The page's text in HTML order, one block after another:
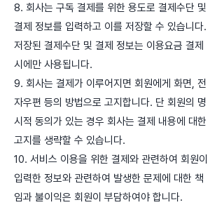
8. 회사는 구독 결제를 위한 용도로 결제수단 및
결제 정보를 입력하고 이를 저장할 수 있습니다.
저장된 결제수단 및 결제 정보는 이용요금 결제
시에만 사용됩니다.
9. 회사는 결제가 이루어지면 회원에게 화면, 전
자우편 등의 방법으로 고지합니다. 단 회원의 명
시적 동의가 있는 경우 회사는 결제 내용에 대한
고지를 생략할 수 있습니다.
10. 서비스 이용을 위한 결제와 관련하여 회원이
입력한 정보와 관련하여 발생한 문제에 대한 책
임과 불이익은 회원이 부담하여야 합니다.